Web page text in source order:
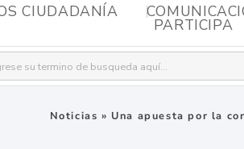
CIUDADANÍA
PARTICIPA
Noticias » Una apuesta por la